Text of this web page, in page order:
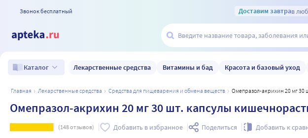
Звонок бесплатный Доставим завтрав
Каталог Лекарственные средства Витамины и бад Красота и базовый уход
главная лекарственные средства средства для пищеварения и обмена веществ Омепразол-акрихин 20 мг
Омепразол-акрихин 20 мг 30 шт. капсулы
(148отзывов) Добавить в избранное Поделиться Добавить к